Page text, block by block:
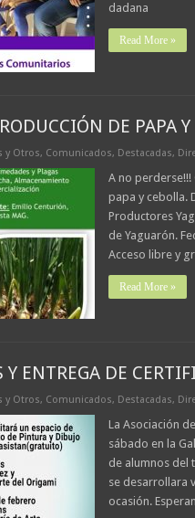
dadana
Read More »
DE PAPA Y
y Otros, Comunicados, Destacadas,
A no
papa y cebolla.
Productores
de Yaguarón.
Acceso libre y
Read More »
ENTREGA DE
y Otros, Comunicados, Destacadas,
La Asociación
sábado en la
de alumnos del
se desarrollara
ocasión.